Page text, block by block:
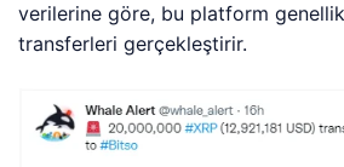
verilerine göre, bu platform
transferleri gerçekleştirir.